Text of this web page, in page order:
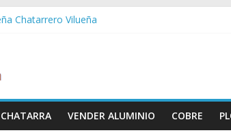
Chatarrero Vilueña
Chatarrero Zaida
Chatarrero Vistabella
VENDER ALUMINIO COBRE